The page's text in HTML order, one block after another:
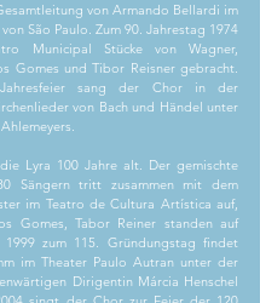
von Armando Bellardi im
São Paulo. Zum 90. Jahrestag 1974
Municipal Stücke von Wagner,
Gomes und Tibor Reisner gebracht.
sang der Chor in der
von Bach und Händel unter
Lyra 100 Jahre alt. Der gemischte
Sängern tritt zusammen mit dem
im Teatro de Cultura Artística auf,
Gomes, Tabor Reiner standen auf
1999 zum 115. Gründungstag findet
im Theater Paulo Autran unter der
Dirigentin Márcia Henschel